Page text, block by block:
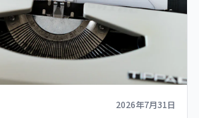
2026年7月31日